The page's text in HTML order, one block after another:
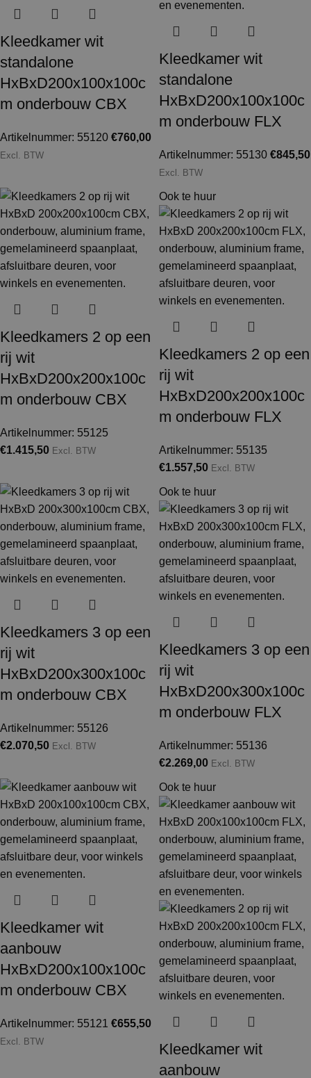
Kleedkamer wit
standalone
HxBxD200x100x100c
m onderbouw CBX
Artikelnummer: 55120 €760,00
Excl. BTW
Kleedkamer wit
standalone
HxBxD200x100x100c
m onderbouw FLX
Artikelnummer: 55130 €845,50
Excl. BTW
Kleedkamers 2 op een
rij wit
HxBxD200x200x100c
m onderbouw CBX
Artikelnummer: 55125
€1.415,50 Excl. BTW
Ook te huur
Kleedkamers 2 op een
rij wit
HxBxD200x200x100c
m onderbouw FLX
Artikelnummer: 55135
€1.557,50 Excl. BTW
Kleedkamers 3 op een
rij wit
HxBxD200x300x100c
m onderbouw CBX
Artikelnummer: 55126
€2.070,50 Excl. BTW
Ook te huur
Kleedkamers 3 op een
rij wit
HxBxD200x300x100c
m onderbouw FLX
Artikelnummer: 55136
€2.269,00 Excl. BTW
Kleedkamer wit
aanbouw
HxBxD200x100x100c
m onderbouw CBX
Artikelnummer: 55121 €655,50
Excl. BTW
Ook te huur
Kleedkamer wit
aanbouw